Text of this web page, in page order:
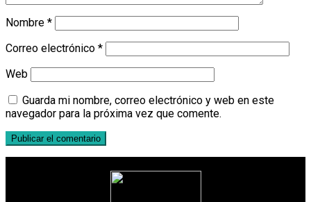
Nombre *
Correo electrónico *
Web
Guarda mi nombre, correo electrónico y web en este
navegador para la próxima vez que comente.